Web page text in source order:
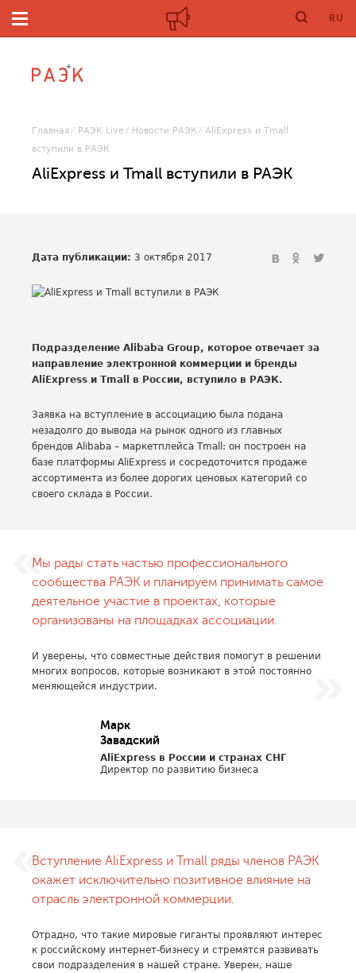
RU
Главная РАЭК Live Новости РАЭК
AliExpress и Tmall
вступили в РАЭК
AliExpress и Tmall вступили в РАЭК
Дата публикации: 3 октября 2017
Подразделение Alibaba Group, которое отвечает за
направление электронной коммерции и бренды
AliExpress и Tmall в России, вступило в РАЭК.
Заявка на вступление в ассоциацию была подана
незадолго до вывода на рынок одного из главных
брендов Alibaba – маркетплейса Tmall: он построен на
базе платформы AliExpress и сосредоточится продаже
ассортимента из более дорогих ценовых категорий со
своего склада в России.
Мы рады стать частью профессионального
сообщества РАЭК и планируем принимать самое
деятельное участие в проектах, которые
организованы на площадках ассоциации.
И уверены, что совместные действия помогут в решении
многих вопросов, которые возникают в этой постоянно
меняющейся индустрии.
Марк
Завадский
AliExpress в России и странах СНГ
Директор по развитию бизнеса
Вступление AliExpress и Tmall ряды членов РАЭК
окажет исключительно позитивное влияние на
отрасль электронной коммерции.
Отрадно, что такие мировые гиганты проявляют интерес
к российскому интернет-бизнесу и стремятся развивать
свои подразделения в нашей стране. Уверен, наше